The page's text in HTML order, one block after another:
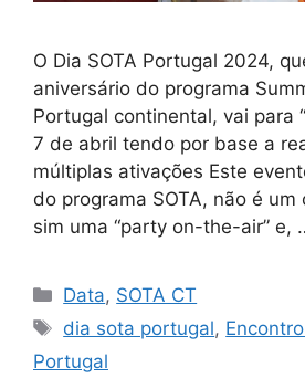
O Dia SOTA Portugal 2024,
aniversário do programa
Portugal continental, vai para
7 de abril tendo por base a
múltiplas ativações Este
do programa SOTA, não é um
sim uma “party on-the-air” e,
Categorias
Data, SOTA CT
Etiquetas
dia sota portugal,
Portugal